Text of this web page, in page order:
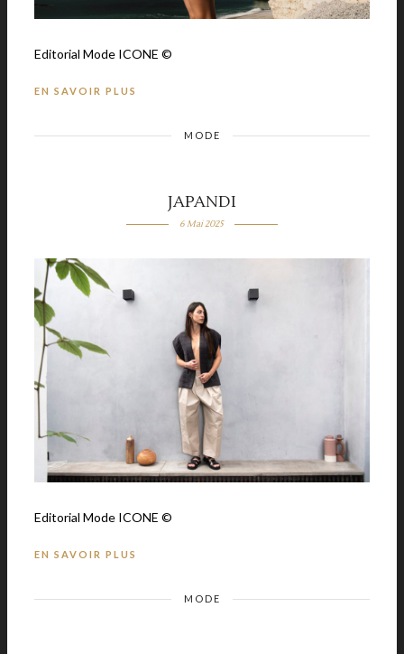
Editorial Mode ICONE ©
EN SAVOIR PLUS
MODE
JAPANDI
6 Mai 2025
Editorial Mode ICONE ©
EN SAVOIR PLUS
MODE